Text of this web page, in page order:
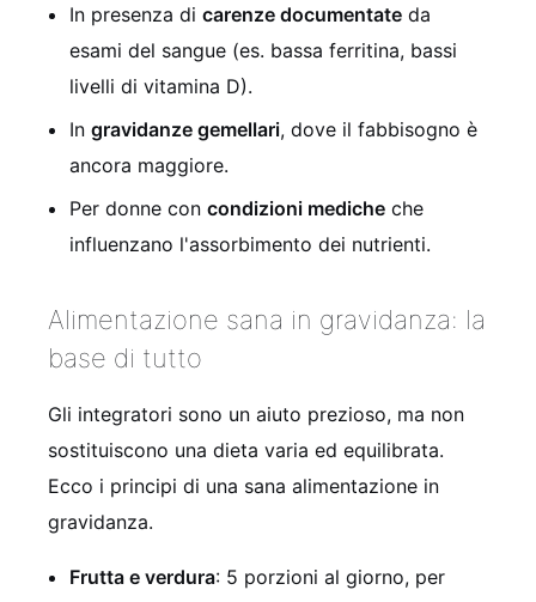
In presenza di carenze documentate da
esami del sangue (es. bassa ferritina, bassi
livelli di vitamina D).
In gravidanze gemellari, dove il fabbisogno è
ancora maggiore.
Per donne con condizioni mediche che
influenzano l'assorbimento dei nutrienti.
Alimentazione sana in gravidanza: la
base di tutto
Gli integratori sono un aiuto prezioso, ma non
sostituiscono una dieta varia ed equilibrata.
Ecco i principi di una sana alimentazione in
gravidanza.
Frutta e verdura: 5 porzioni al giorno, per